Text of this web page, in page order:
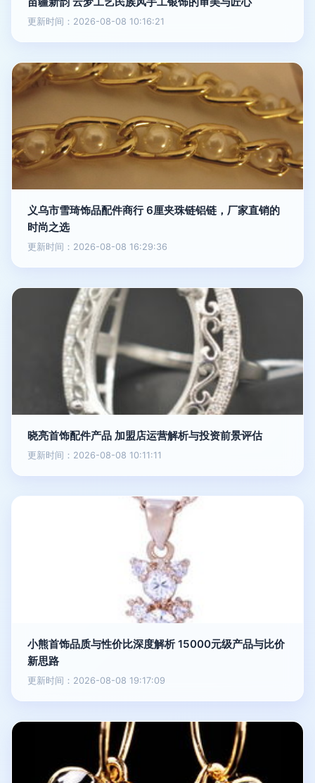
更新时间：2026-08-08 10:16:21
义乌市雪琦饰品配件商行 6厘夹珠链铝链，厂家直销的
时尚之选
更新时间：2026-08-08 16:29:36
晓亮首饰配件产品 加盟店运营解析与投资前景评估
更新时间：2026-08-08 10:11:11
小熊首饰品质与性价比深度解析 15000元级产品与比价
新思路
更新时间：2026-08-08 19:17:09